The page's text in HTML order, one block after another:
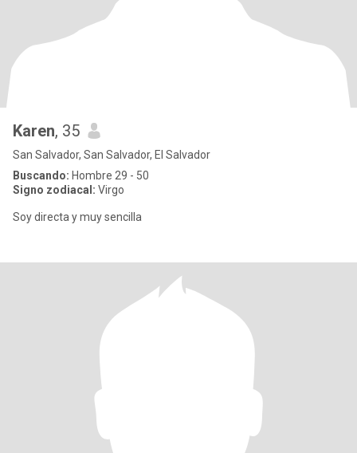
Karen, 35
San Salvador, San Salvador, El Salvador
Buscando: Hombre 29 - 50
Signo zodiacal: Virgo
Soy directa y muy sencilla